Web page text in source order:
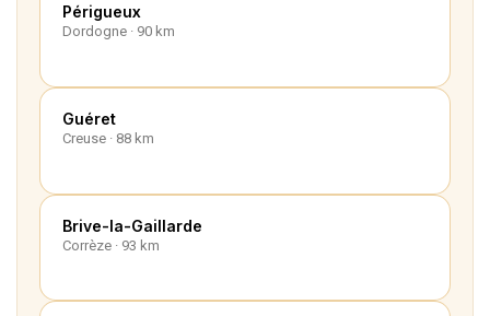
Périgueux
Dordogne · 90 km
Guéret
Creuse · 88 km
Brive-la-Gaillarde
Corrèze · 93 km